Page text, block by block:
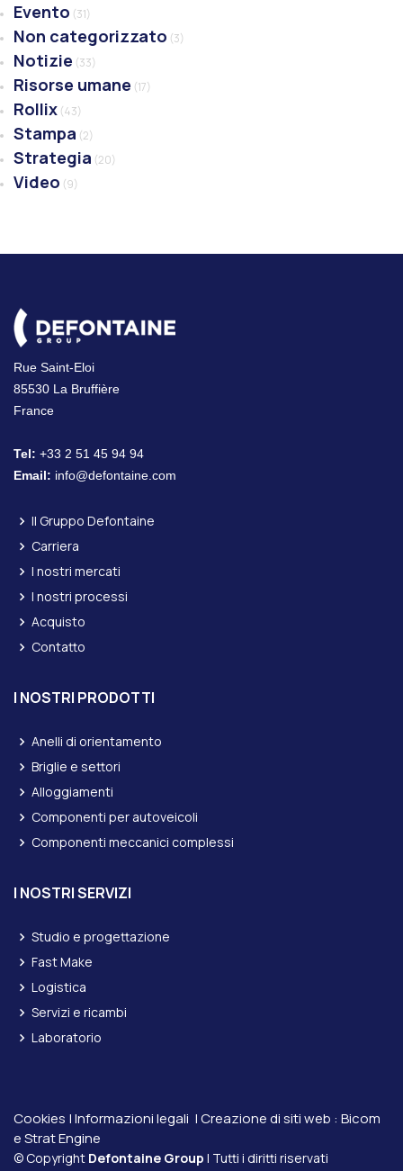
Evento (31)
Non categorizzato (3)
Notizie (33)
Risorse umane (17)
Rollix (43)
Stampa (2)
Strategia (20)
Video (9)
Rue Saint-Eloi
85530 La Bruffière
France
Tel: +33 2 51 45 94 94
Email: info@defontaine.com
Il Gruppo Defontaine
Carriera
I nostri mercati
I nostri processi
Acquisto
Contatto
I NOSTRI PRODOTTI
Anelli di orientamento
Briglie e settori
Alloggiamenti
Componenti per autoveicoli
Componenti meccanici complessi
I NOSTRI SERVIZI
Studio e progettazione
Fast Make
Logistica
Servizi e ricambi
Laboratorio
Cookies |Informazioni legali | Creazione di siti web : Bicom
eStrat Engine
© Copyright Defontaine Group | Tutti i diritti riservati